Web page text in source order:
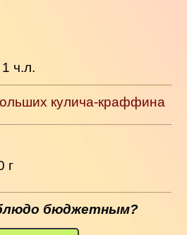
ч.л.
кулича-краффина
г
бюджетным?